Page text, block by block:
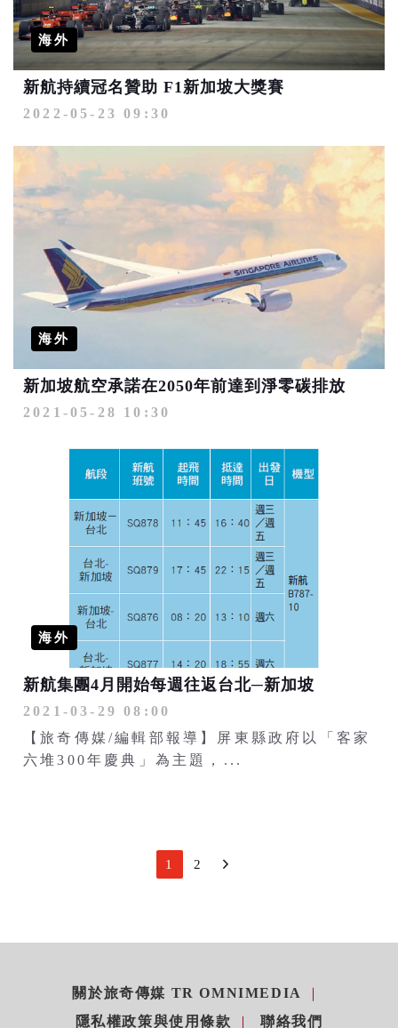
海外
新航持續冠名贊助 F1新加坡大獎賽
2022-05-23 09:30
海外
新加坡航空承諾在2050年前達到淨零碳排放
2021-05-28 10:30
海外
新航集團4月開始每週往返台北─新加坡
2021-03-29 08:00
【旅奇傳媒/編輯部報導】屏東縣政府以「客家
六堆300年慶典」為主題，...
1 2
關於旅奇傳媒 TR OMNIMEDIA
隱私權政策與使用條款
聯絡我們